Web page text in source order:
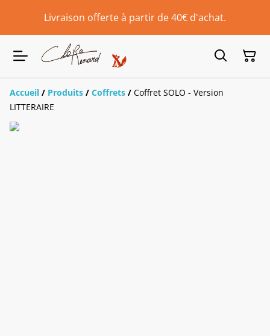
Livraison offerte à partir de 40€ d'achat.
Accueil / Produits / Coffrets / Coffret SOLO - Version
LITTERAIRE